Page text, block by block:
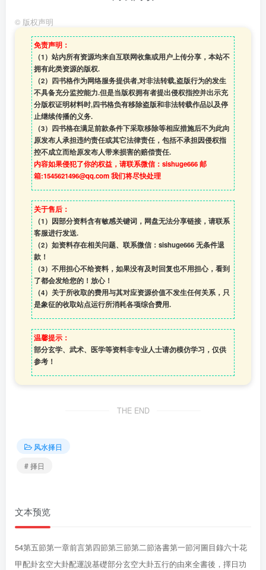
© 版权声明
免责声明：
（1）站内所有资源均来自互联网收集或用户上传分享，本站不
拥有此类资源的版权.
（2）四书格作为网络服务提供者,对非法转载,盗版行为的发生
不具备充分监控能力.但是当版权拥有者提出侵权指控并出示充
分版权证明材料时,四书格负有移除盗版和非法转载作品以及停
止继续传播的义务.
（3）四书格在满足前款条件下采取移除等相应措施后不为此向
原发布人承担违约责任或其它法律责任，包括不承担因侵权指
控不成立而给原发布人带来损害的赔偿责任.
内容如果侵犯了你的权益，请联系微信：sishuge666 邮
箱:1545621496@qq.com 我们将尽快处理
关于售后：
（1）因部分资料含有敏感关键词，网盘无法分享链接，请联系
客服进行发送.
（2）如资料存在相关问题、联系微信：sishuge666 无条件退
款！
（3） 不用担心不给资料，如果没有及时回复也不用担心，看到
了都会发给您的！放心！
（4） 关于所收取的费用与其对应资源价值不发生任何关系，只
是象征的收取站点运行所消耗各项综合费用.
温馨提示：
部分玄学、武术、医学等资料非专业人士请勿模仿学习，仅供
参考！
THE END
风水择日
# 择日
文本预览
54第五節第一章前言第四節第三節第二節洛書第一節河圖目錄六十花
甲配卦玄空大卦配運說基礎部分玄空大卦五行的由來全書後，擇日功